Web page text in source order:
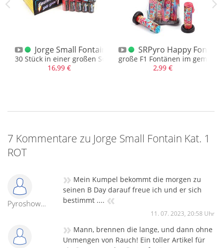
F1
XXL Fontänen
Silbersäule
Jorge Small Fontain Kat. 1 BigBox
30 Stück in einer großen Schachtel
16,99 €
SRPyro Happy
große F1 Fontänen im
2,99 €
7 Kommentare zu Jorge Small Fontain Kat. 1
ROT
Pyroshowmaster
» Mein Kumpel bekommt die morgen zu
seinen B Day darauf freue ich und er sich
bestimmt .... «
11. 07. 2023, 20:58 Uhr
» Mann, brennen die lange, und dann ohne
Unmengen von Rauch! Ein toller Artikel für